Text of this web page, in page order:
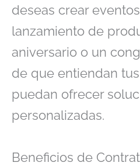
deseas crear
lanzamiento de
aniversario o un
de que entiendan
puedan ofrecer
personalizadas.
Beneficios de